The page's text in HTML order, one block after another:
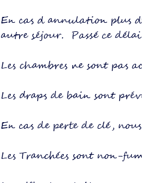
En cas d annulation plus
autre séjour. Passé ce
Les chambres ne sont pas
Les draps de bain sont
En cas de perte de clé,
Les Tranchées sont non-